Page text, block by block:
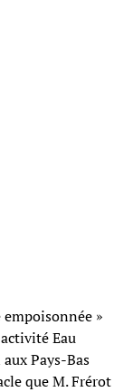
»
Eau
Pays-Bas
que M. Frérot